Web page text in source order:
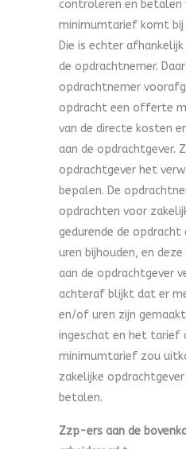
controleren en betalen
minimumtarief komt bij
Die is echter
de opdrachtnemer.
opdrachtnemer
opdracht een offerte
van de directe kosten
aan de opdrachtgever.
opdrachtgever het
bepalen. De
opdrachten voor
gedurende de
uren bijhouden, en
aan de opdrachtgever
achteraf blijkt dat er
en/of uren zijn
ingeschat en het tarief
minimumtarief zou
zakelijke
betalen.
Zzp-ers aan de